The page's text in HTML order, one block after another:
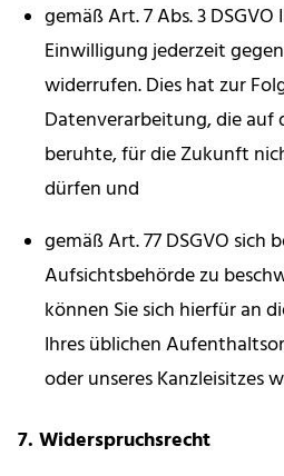
gemäß Art. 7 Abs. 3
Einwilligung jederzeit
widerrufen. Dies hat zur
Datenverarbeitung, die auf
beruhte, für die Zukunft
dürfen und
gemäß Art. 77 DSGVO sich
Aufsichtsbehörde zu
können Sie sich hierfür an
Ihres üblichen
oder unseres Kanzleisitzes
7. Widerspruchsrecht